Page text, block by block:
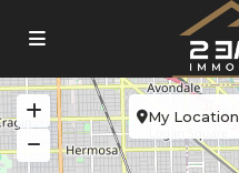
My Location